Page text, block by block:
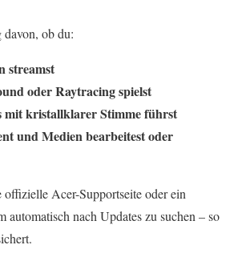
ob du:
streamst
oder Raytracing spielst
mit kristallklarer Stimme führst
und Medien bearbeitest oder
offizielle Acer-Supportseite oder ein
automatisch nach Updates zu suchen – so